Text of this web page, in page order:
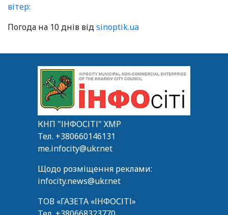
вітер:
Погода на 10 днів відsinoptik.ua
КНП "ІНФОСІТІ" ХМР
Тел. +380660146131
me.infocity@ukr.net
Щодо розміщення реклами:
infocity.news@ukr.net
ТОВ «ГАЗЕТА «ІНФОСІТІ»